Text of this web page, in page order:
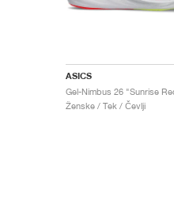
ASICS
Ženske / Tek / Čevlji